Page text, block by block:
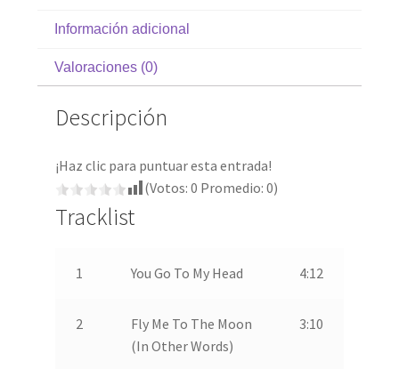
Información adicional
Valoraciones (0)
Descripción
¡Haz clic para puntuar esta entrada!
(Votos: 0 Promedio: 0)
Tracklist
1 You Go To My Head 4:12
2
Fly Me To The Moon
(In Other Words)
3:10